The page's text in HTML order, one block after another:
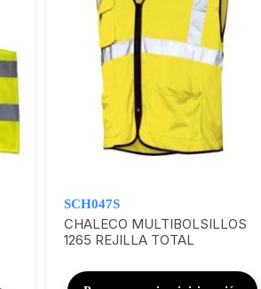
SCH047S
CHALECO MULTIBOLSILLOS
1265 REJILLA TOTAL